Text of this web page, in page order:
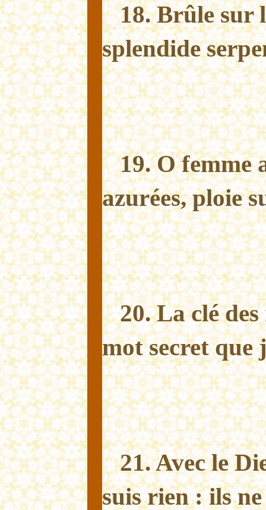
18. Brûle sur
splendide
19. O femme
azurées, ploie
20. La clé
mot secret que
21. Avec le
suis rien : ils